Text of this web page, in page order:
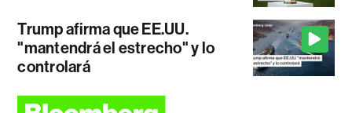
Trump afirma que EE.UU.
"mantendrá el estrecho" y lo
controlará